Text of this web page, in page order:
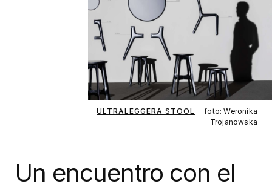
ULTRALEGGERA STOOL
foto: Weronika
Trojanowska
Un encuentro con el